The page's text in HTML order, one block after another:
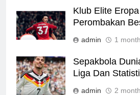
Klub Elite
Perombakan
admin 1
Sepakbola
Liga Dan
admin 2